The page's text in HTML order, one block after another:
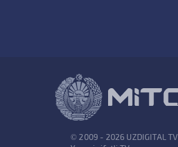
© 2009 - 2026 UZDIGITAL TV